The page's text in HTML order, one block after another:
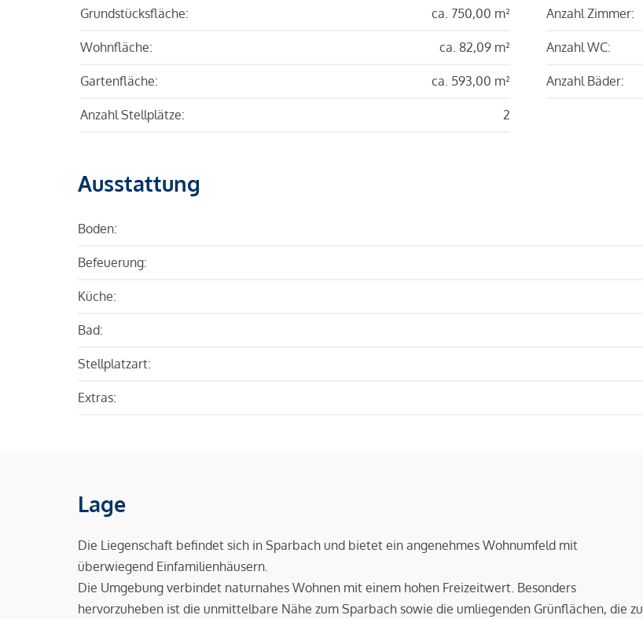
Grundstücksfläche: ca. 750,00 m²
Wohnfläche: ca. 82,09 m²
Gartenfläche: ca. 593,00 m²
Anzahl Stellplätze: 2
Anzahl Zimmer:
Anzahl WC:
Anzahl Bäder:
Ausstattung
Boden:
Befeuerung:
Küche:
Bad:
Stellplatzart:
Extras:
Lage
Die Liegenschaft befindet sich in Sparbach und bietet ein angenehmes Wohnumfeld mit
überwiegend Einfamilienhäusern.
Die Umgebung verbindet naturnahes Wohnen mit einem hohen Freizeitwert. Besonders
hervorzuheben ist die unmittelbare Nähe zum Sparbach sowie die umliegenden Grünflächen, die zu